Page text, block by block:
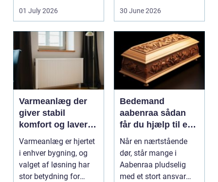
dem vurderet...
01 July 2026 30 June 2026
Varmeanlæg der
giver stabil
komfort og lavere
energiregning
Varmeanlæg er hjertet
i enhver bygning, og
valget af løsning har
stor betydning for
Bedemand
aabenraa sådan
får du hjælp til en
værdig afsked
Når en nærtstående
dør, står mange i
Aabenraa pludselig
med et stort ansvar